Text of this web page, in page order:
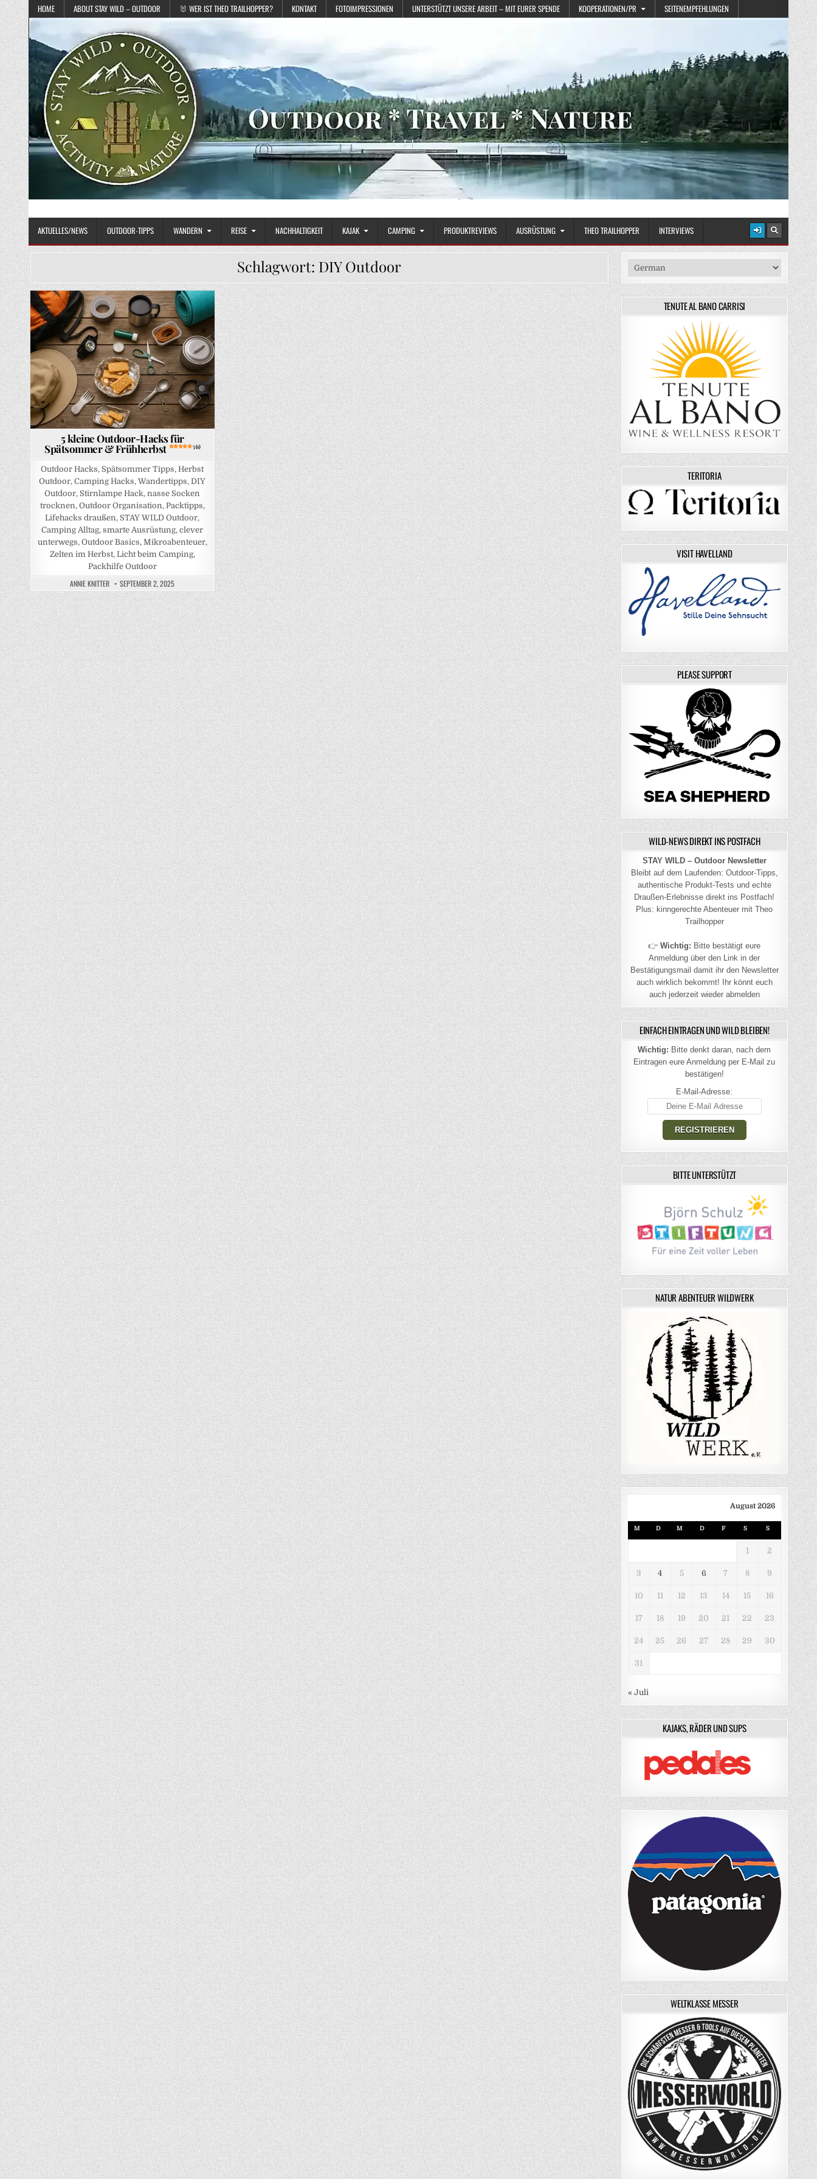
Skip to content
HOME ABOUT STAY WILD – OUTDOOR 🐰 WER IST THEO TRAILHOPPER? KONTAKT FOTOIMPRESSIONEN UNTERSTÜTZT UNSERE ARBEIT – MIT EURER SPENDE KOOPERATIONEN/PR SEITENEMPFEHLUNGEN
STAY WILD – OUTDOOR
AKTUELLES/NEWS OUTDOOR-TIPPS WANDERN REISE NACHHALTIGKEIT KAJAK CAMPING PRODUKTREVIEWS AUSRÜSTUNG THEO TRAILHOPPER INTERVIEWS
Schlagwort: DIY Outdoor
Posted in
5 kleine Outdoor-Hacks für
Spätsommer & Frühherbst 5 (1)
Outdoor Hacks, Spätsommer Tipps, Herbst
Outdoor, Camping Hacks, Wandertipps, DIY
Outdoor, Stirnlampe Hack, nasse Socken
trocknen, Outdoor Organisation, Packtipps,
Lifehacks draußen, STAY WILD Outdoor,
Camping Alltag, smarte Ausrüstung, clever
unterwegs, Outdoor Basics, Mikroabenteuer,
Zelten im Herbst, Licht beim Camping,
Packhilfe Outdoor
ANNIE KNITTER SEPTEMBER 2, 2025
TENUTE AL BANO CARRISI
TERITORIA
VISIT HAVELLAND
PLEASE SUPPORT
WILD-NEWS DIREKT INS POSTFACH
STAY WILD – Outdoor Newsletter
Bleibt auf dem Laufenden: Outdoor-Tipps,
authentische Produkt-Tests und echte
Draußen-Erlebnisse direkt ins Postfach!
Plus: kinngerechte Abenteuer mit Theo
Trailhopper
👉Wichtig: Bitte bestätigt eure
Anmeldung über den Link in der
Bestätigungsmail damit ihr den Newsletter
auch wirklich bekommt! Ihr könnt euch
auch jederzeit wieder abmelden
EINFACH EINTRAGEN UND WILD BLEIBEN!
Wichtig: Bitte denkt daran, nach dem
Eintragen eure Anmeldung per E-Mail zu
bestätigen!
E-Mail-Adresse:
BITTE UNTERSTÜTZT
NATUR ABENTEUER WILDWERK
August 2026
M D M D F S S
1 2
3 4 5 6 7 8 9
10 11 12 13 14 15 16
17 18 19 20 21 22 23
24 25 26 27 28 29 30
31
« Juli
KAJAKS, RÄDER UND SUPS
WELTKLASSE MESSER